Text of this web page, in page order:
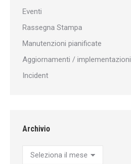
Eventi
Rassegna Stampa
Manutenzioni pianificate
Aggiornamenti / implementazioni
Incident
Archivio
Archivio